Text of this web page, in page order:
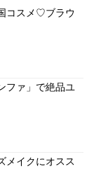
コスメ♡ブラウ
ファ」で絶品ユ
メイクにオスス